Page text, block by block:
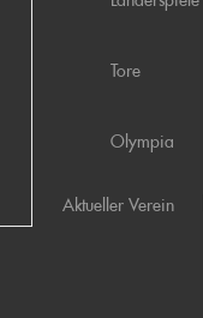
Tore
Olympia
Aktueller Verein